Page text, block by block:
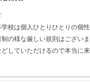
校は個人ひとりひとりの個
の様な厳しい規則はござい
していただけるので本当に